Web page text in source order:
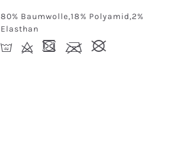
80% Baumwolle,18% Polyamid,2%
Elasthan
I d - l #